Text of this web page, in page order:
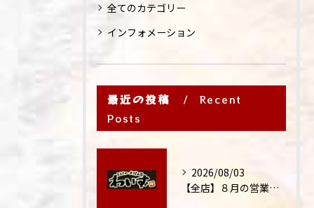
全てのカテゴリー
インフォメーション
最近の投稿
Recent
Posts
2026/08/03
【全店】８月の営業時間・ランチ営業につきまして